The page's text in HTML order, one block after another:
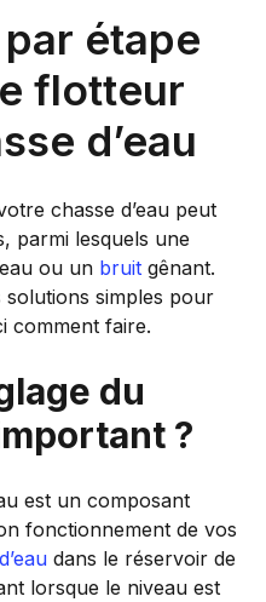
étape
flotteur
d’eau
chasse d’eau peut
parmi lesquels une
ou un bruit gênant.
solutions simples pour
comment faire.
du
?
est un composant
fonctionnement de vos
dans le réservoir de
lorsque le niveau est